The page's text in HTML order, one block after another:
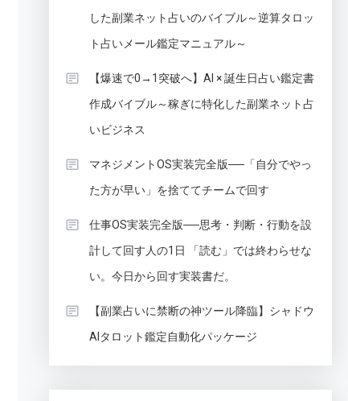
した副業ネット占いのバイブル～逆算タロッ
ト占いメール鑑定マニュアル～
【爆速で0→1突破へ】AI × 誕生日占い鑑定書
作成バイブル～稼ぎに特化した副業ネット占
いビジネス
マネジメントOS実装完全版──「自分でやっ
た方が早い」を捨ててチームで回す
仕事OS実装完全版──思考・判断・行動を設
計して回す人の1日 「読む」では終わらせな
い。今日から回す実装書だ。
【副業占いに禁断の神ツール降臨】シャドウ
AIタロット鑑定自動化パッケージ